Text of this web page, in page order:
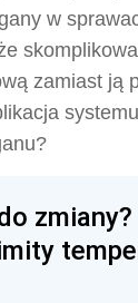
w
zamiast ją
zmiany?